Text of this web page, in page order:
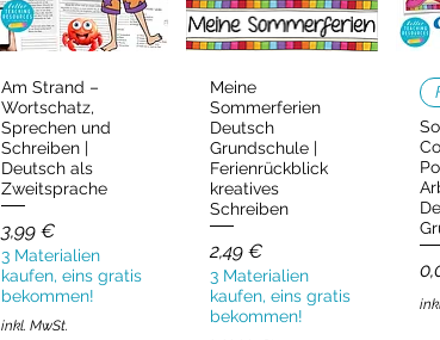
Schnellansicht
Am Strand –
Wortschatz,
Sprechen und
Schreiben |
Deutsch als
Zweitsprache
Preis
3,99 €
3 Materialien
kaufen, eins gratis
bekommen!
inkl. MwSt.
Schnellansicht
Meine
Sommerferien
Deutsch
Grundschule |
Ferienrückblick
kreatives
Schreiben
Preis
2,49 €
3 Materialien
kaufen, eins gratis
bekommen!